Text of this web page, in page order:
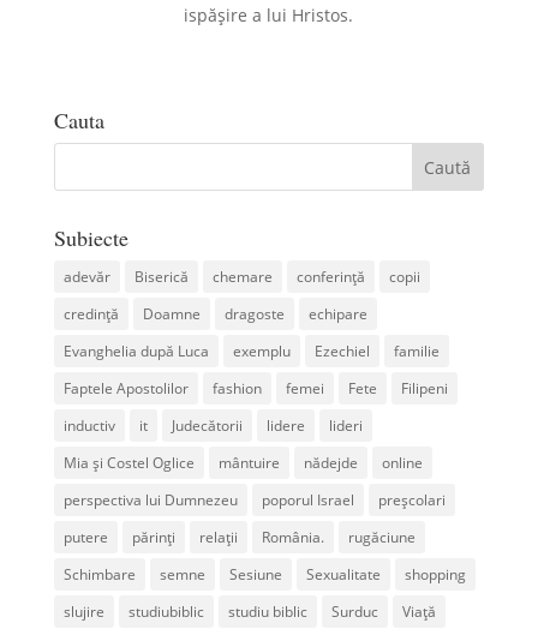
ispășire a lui Hristos.
Cauta
Subiecte
adevăr Biserică chemare conferință
copii
credință
Doamne dragoste
echipare
Evanghelia după Luca
exemplu Ezechiel
familie
Faptele Apostolilor
fashion femei Fete
Filipeni
inductiv
it Judecătorii lidere
lideri
Mia și Costel Oglice
mântuire nădejde
online
perspectiva lui Dumnezeu
poporul Israel
preșcolari
putere
părinți relații România.
rugăciune
Schimbare
semne Sesiune Sexualitate
shopping
slujire
studiubiblic studiu biblic Surduc Viață